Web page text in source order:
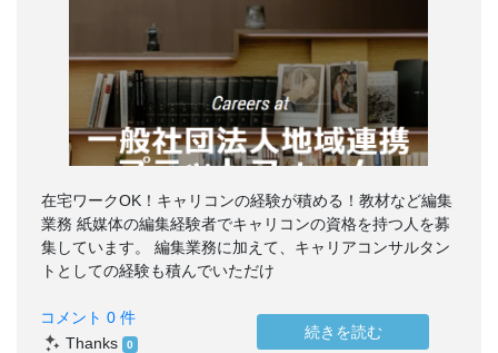
在宅ワークOK！キャリコンの経験が積める！教材など編集
業務 紙媒体の編集経験者でキャリコンの資格を持つ人を募
集しています。 編集業務に加えて、キャリアコンサルタン
トとしての経験も積んでいただけ
コメント 0 件
Thanks 0
続きを読む